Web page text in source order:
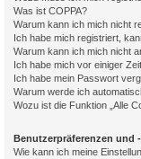
Was ist COPPA?
Warum kann ich mich nicht
Ich habe mich registriert,
Warum kann ich mich nicht
Ich habe mich vor einiger
Ich habe mein Passwort
Warum werde ich
Wozu ist die Funktion „Alle
Benutzerpräferenzen und
Wie kann ich meine